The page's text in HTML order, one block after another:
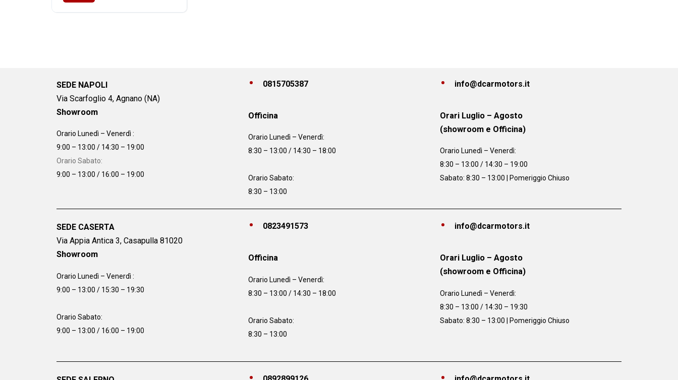
SEDE NAPOLI
Via Scarfoglio 4, Agnano (NA)
Showroom
Orario Lunedì – Venerdì :
9:00 – 13:00 / 14:30 – 19:00
Orario Sabato:
9:00 – 13:00 / 16:00 – 19:00
0815705387
Officina
Orario Lunedì – Venerdì:
8:30 – 13:00 / 14:30 – 18:00
Orario Sabato:
8:30 – 13:00
info@dcarmotors.it
Orari Luglio – Agosto
(showroom e Officina)
Orario Lunedì – Venerdì:
8:30 – 13:00 / 14:30 – 19:00
Sabato: 8:30 – 13:00 | Pomeriggio Chiuso
SEDE CASERTA
Via Appia Antica 3, Casapulla 81020
Showroom
Orario Lunedì – Venerdì :
9:00 – 13:00 / 15:30 – 19:30
Orario Sabato:
9:00 – 13:00 / 16:00 – 19:00
0823491573
Officina
Orario Lunedì – Venerdì:
8:30 – 13:00 / 14:30 – 18:00
Orario Sabato:
8:30 – 13:00
info@dcarmotors.it
Orari Luglio – Agosto
(showroom e Officina)
Orario Lunedì – Venerdì:
8:30 – 13:00 / 14:30 – 19:30
Sabato: 8:30 – 13:00 | Pomeriggio Chiuso